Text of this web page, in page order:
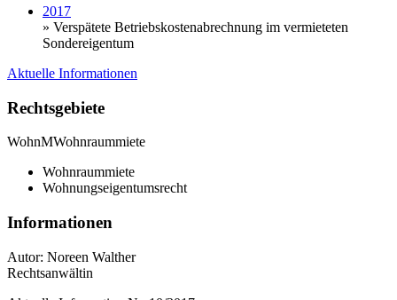
2017
» Verspätete Betriebskostenabrechnung im vermieteten
Sondereigentum
Aktuelle Informationen
Rechtsgebiete
WohnMWohnraummiete
Wohnraummiete
Wohnungseigentumsrecht
Informationen
Autor: Noreen Walther
Rechtsanwältin